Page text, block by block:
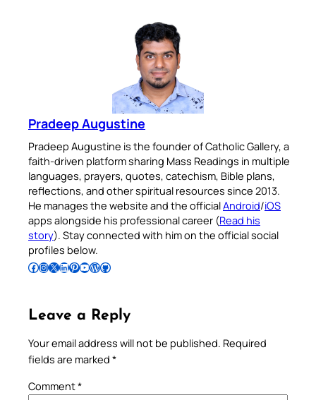
Pradeep Augustine
Pradeep Augustine is the founder of Catholic Gallery, a
faith-driven platform sharing Mass Readings in multiple
languages, prayers, quotes, catechism, Bible plans,
reflections, and other spiritual resources since 2013.
He manages the website and the officialAndroid/iOS
apps alongside his professional career (Read his
story). Stay connected with him on the official social
profiles below.
Follow Pradeep on Facebook Follow Pradeep on InstagramFollow Pradeep on X Follow Pradeep on LinkedIn Follow Pradeep on Pinterest Subscribe to Pradeep’s Youtube Channel Follow Pradeep on WordPress Follow Pradeep on GitHub
Leave a Reply
Your email address will not be published. Required
fields are marked *
Comment*